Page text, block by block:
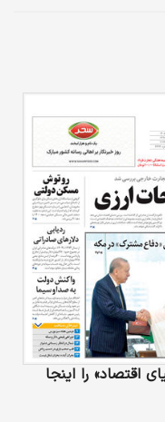
بر اساس قانون بیمه ثالث سال
‌‌اما طبق آمار حدود یک میلیون
زندگی ساقط می‌‌شوند.
اقتصاد» را اینجا